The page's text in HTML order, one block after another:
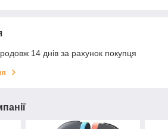
14 днів за рахунок покупця